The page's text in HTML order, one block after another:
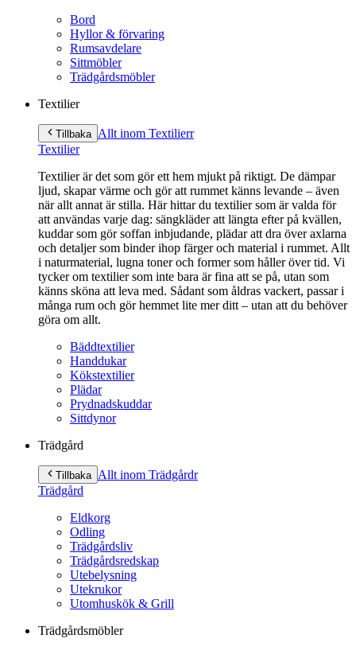
Bord
Hyllor & förvaring
Rumsavdelare
Sittmöbler
Trädgårdsmöbler
Textilier
Tillbaka Allt inom Textilierr
Textilier
Textilier är det som gör ett hem mjukt på riktigt. De dämpar
ljud, skapar värme och gör att rummet känns levande – även
när allt annat är stilla. Här hittar du textilier som är valda för
att användas varje dag: sängkläder att längta efter på kvällen,
kuddar som gör soffan inbjudande, plädar att dra över axlarna
och detaljer som binder ihop färger och material i rummet. Allt
i naturmaterial, lugna toner och former som håller över tid. Vi
tycker om textilier som inte bara är fina att se på, utan som
känns sköna att leva med. Sådant som åldras vackert, passar i
många rum och gör hemmet lite mer ditt – utan att du behöver
göra om allt.
Bäddtextilier
Handdukar
Kökstextilier
Plädar
Prydnadskuddar
Sittdynor
Trädgård
Tillbaka Allt inom Trädgårdr
Trädgård
Eldkorg
Odling
Trädgårdsliv
Trädgårdsredskap
Utebelysning
Utekrukor
Utomhuskök & Grill
Trädgårdsmöbler